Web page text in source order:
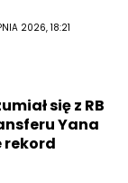
2026, 18:21
się z RB
Yana
rekord